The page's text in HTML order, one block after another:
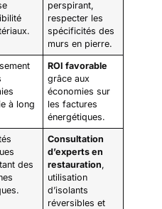
perspirant,
respecter les
spécificités des
murs en pierre.
à long
ROI favorable
grâce aux
économies sur
les factures
énergétiques.
des
Consultation
d’experts en
restauration,
utilisation
d’isolants
réversibles et